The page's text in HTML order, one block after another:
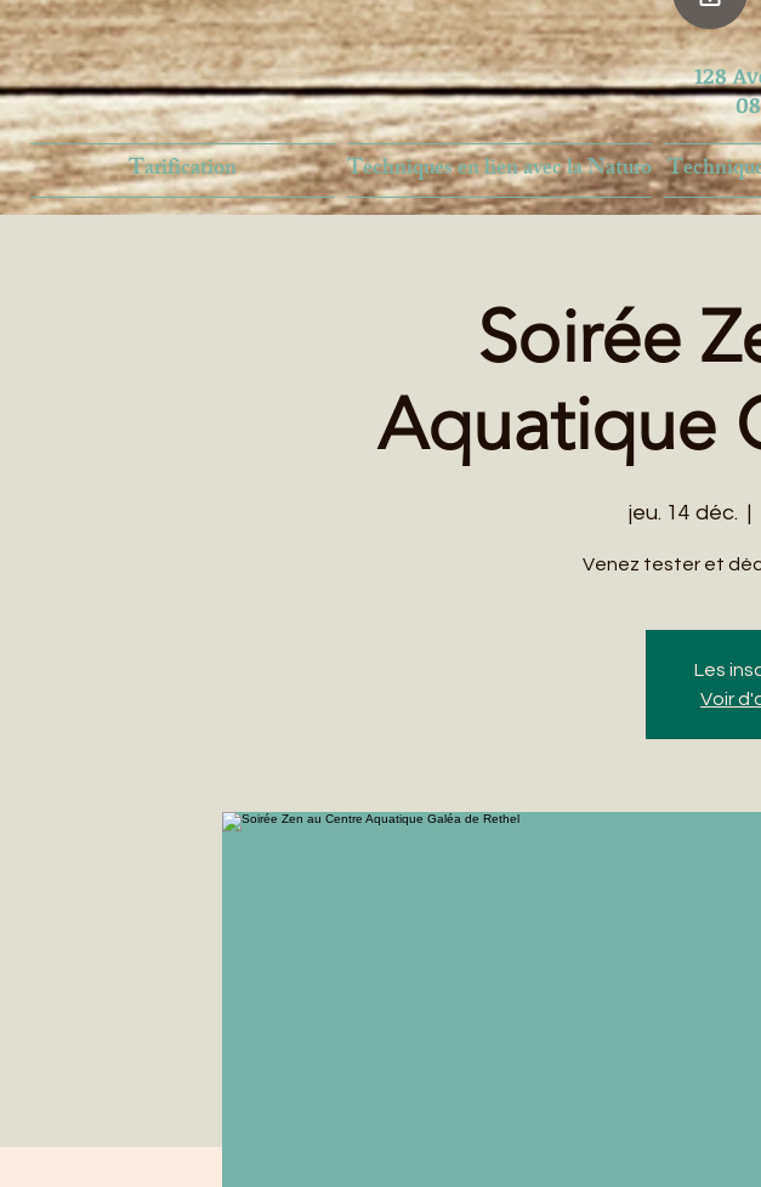
128
Tarification Techniques en lien avec la Naturo
Soirée
Aquatique
jeu. 14 déc.
  |
Venez tester et
Les
Voir